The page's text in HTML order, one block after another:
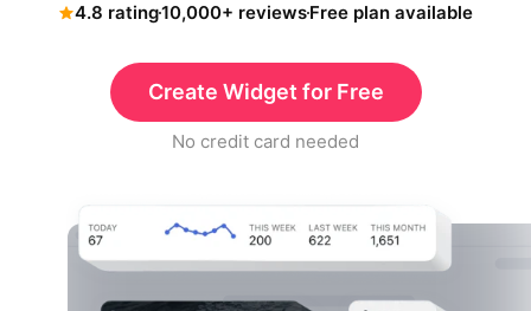
4.8 rating10,000+ reviewsFree plan available
Create Widget for Free
No credit card needed